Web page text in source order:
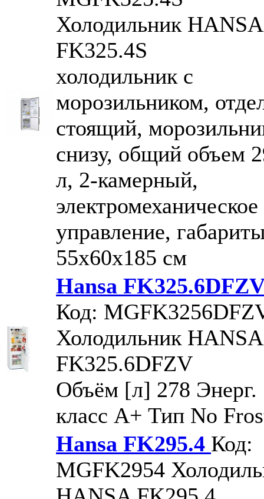
Холодильник HANSA
FK325.4S
холодильник с
морозильником,
стоящий,
снизу, общий объем
л, 2-камерный,
электромеханическое
управление,
55x60x185 см
Hansa
Код:
Холодильник HANSA
FK325.6DFZV
Объём [л] 278 Энерг.
класс A+ Тип No
Hansa FK295.4 Код:
MGFK2954